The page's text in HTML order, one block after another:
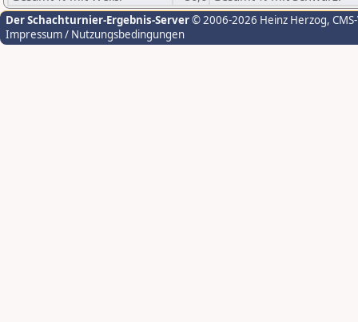
Der Schachturnier-Ergebnis-Server© 2006-2026 Heinz Herzog,
Impressum / Nutzungsbedingungen